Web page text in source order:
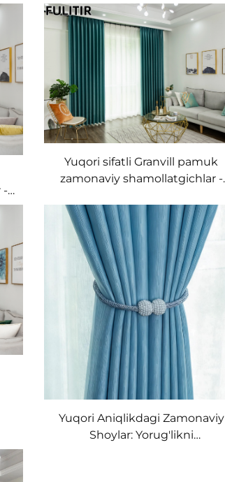
-
Yuqori sifatli Granvill pamuk
zamonaviy shamollatgichlar -
barqarorligi, yotoqxona uchun
bezak shamollatgichlar
Yuqori Aniqlikdagi Zamonaviy
Shoylar: Yorug'likni